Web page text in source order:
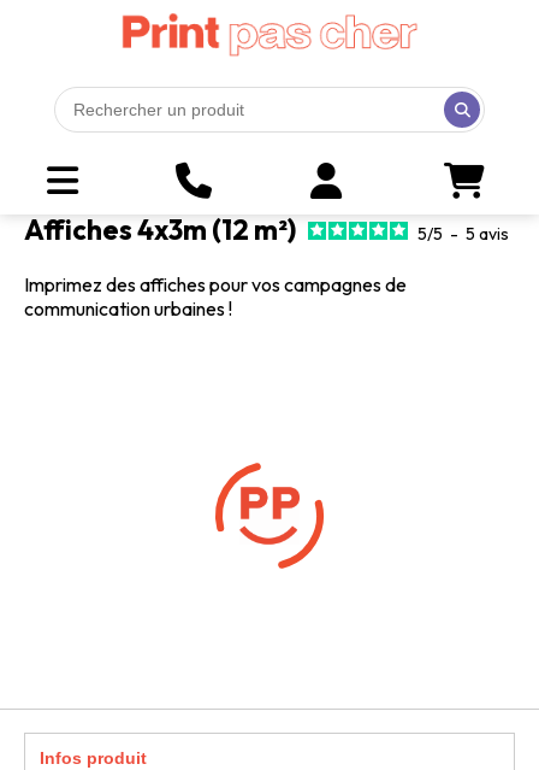
Affiches 4x3m (12 m²) 5/5 - 5 avis
Imprimez des affiches pour vos campagnes de
communication urbaines !
Infos produit